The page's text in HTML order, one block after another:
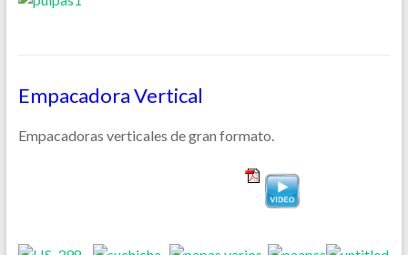
Empacadora Vertical
Empacadoras verticales de gran formato.